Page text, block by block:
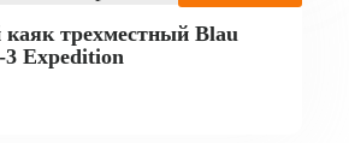
трехместный Blau
3 Expedition